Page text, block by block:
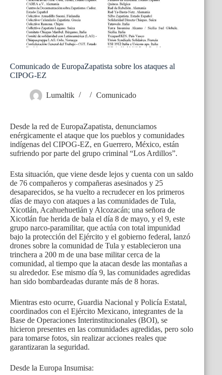
Comunicado de EuropaZapatista sobre los ataques al
CIPOG-EZ
Lumaltik Comunicado
Desde la red de EuropaZapatista, denunciamos
enérgicamente el ataque que los pueblos y comunidades
indígenas del CIPOG-EZ, en Guerrero, México, están
sufriendo por parte del grupo criminal “Los Ardillos”.
Esta situación, que viene desde lejos y cuenta con un saldo
de 76 compañeros y compañeras asesinados y 25
desaparecidos, se ha vuelto a recrudecer en los primeros
días de mayo con ataques a las comunidades de Tula,
Xicotlán, Acahuehuetlán y Alcozacán; una señora de
Xicotlán fue herida de bala el día 8 de mayo, y el 9, este
grupo narco-paramilitar, que actúa con total impunidad
bajo la protección del Ejército y el gobierno federal, lanzó
drones sobre la comunidad de Tula y establecieron una
trinchera a 200 m de una base militar cerca de la
comunidad, al tiempo que la atacan desde las montañas a
su alrededor. Ese mismo día 9, las comunidades agredidas
han sido bombardeadas durante más de 8 horas.
Mientras esto ocurre, Guardia Nacional y Policía Estatal,
coordinados con el Ejército Mexicano, integrantes de la
Base de Operaciones Interinstitucionales (BOI), se
hicieron presentes en las comunidades agredidas, pero solo
para tomarse fotos, sin realizar acciones reales que
garantizaran la seguridad.
Desde la Europa Insumisa: